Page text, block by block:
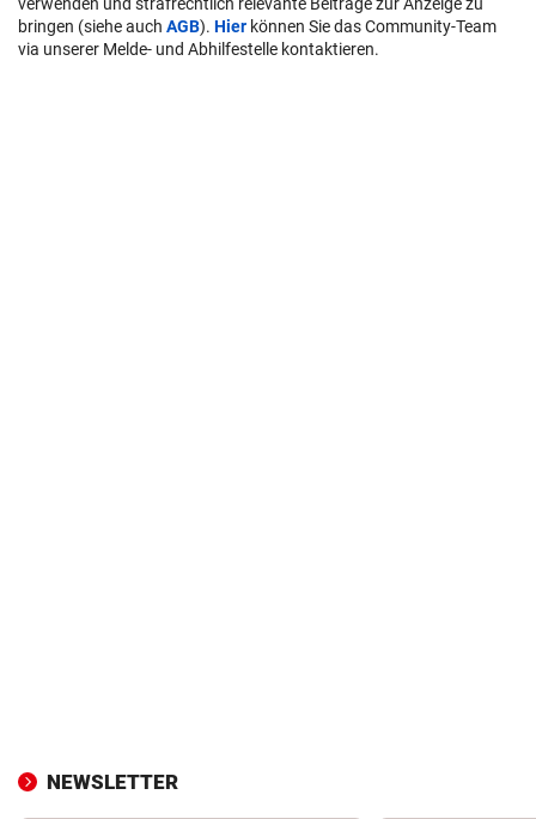
bringen (siehe auch AGB). Hier können Sie das Community-Team
via unserer Melde- und Abhilfestelle kontaktieren.
NEWSLETTER